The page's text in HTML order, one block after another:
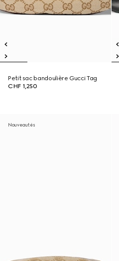
Petit sac bandoulière Gucci Tag
CHF 1,250
Nouveautés